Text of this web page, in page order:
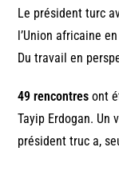
Le président turc
l’Union africaine
Du travail en
49 rencontres ont
Tayip Erdogan.
président truc a,